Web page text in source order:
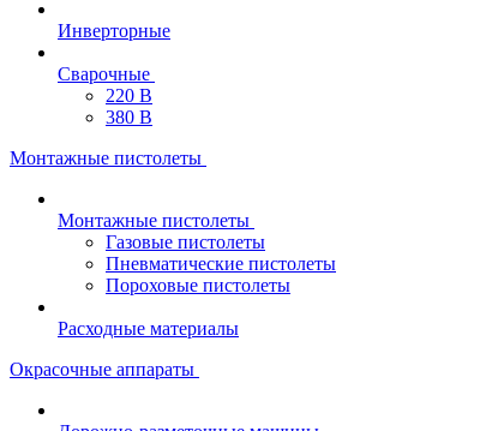
Инверторные
Сварочные
220 В
380 В
Монтажные пистолеты
Монтажные пистолеты
Газовые пистолеты
Пневматические пистолеты
Пороховые пистолеты
Расходные материалы
Окрасочные аппараты